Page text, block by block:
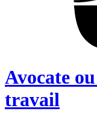
Avocate
travail